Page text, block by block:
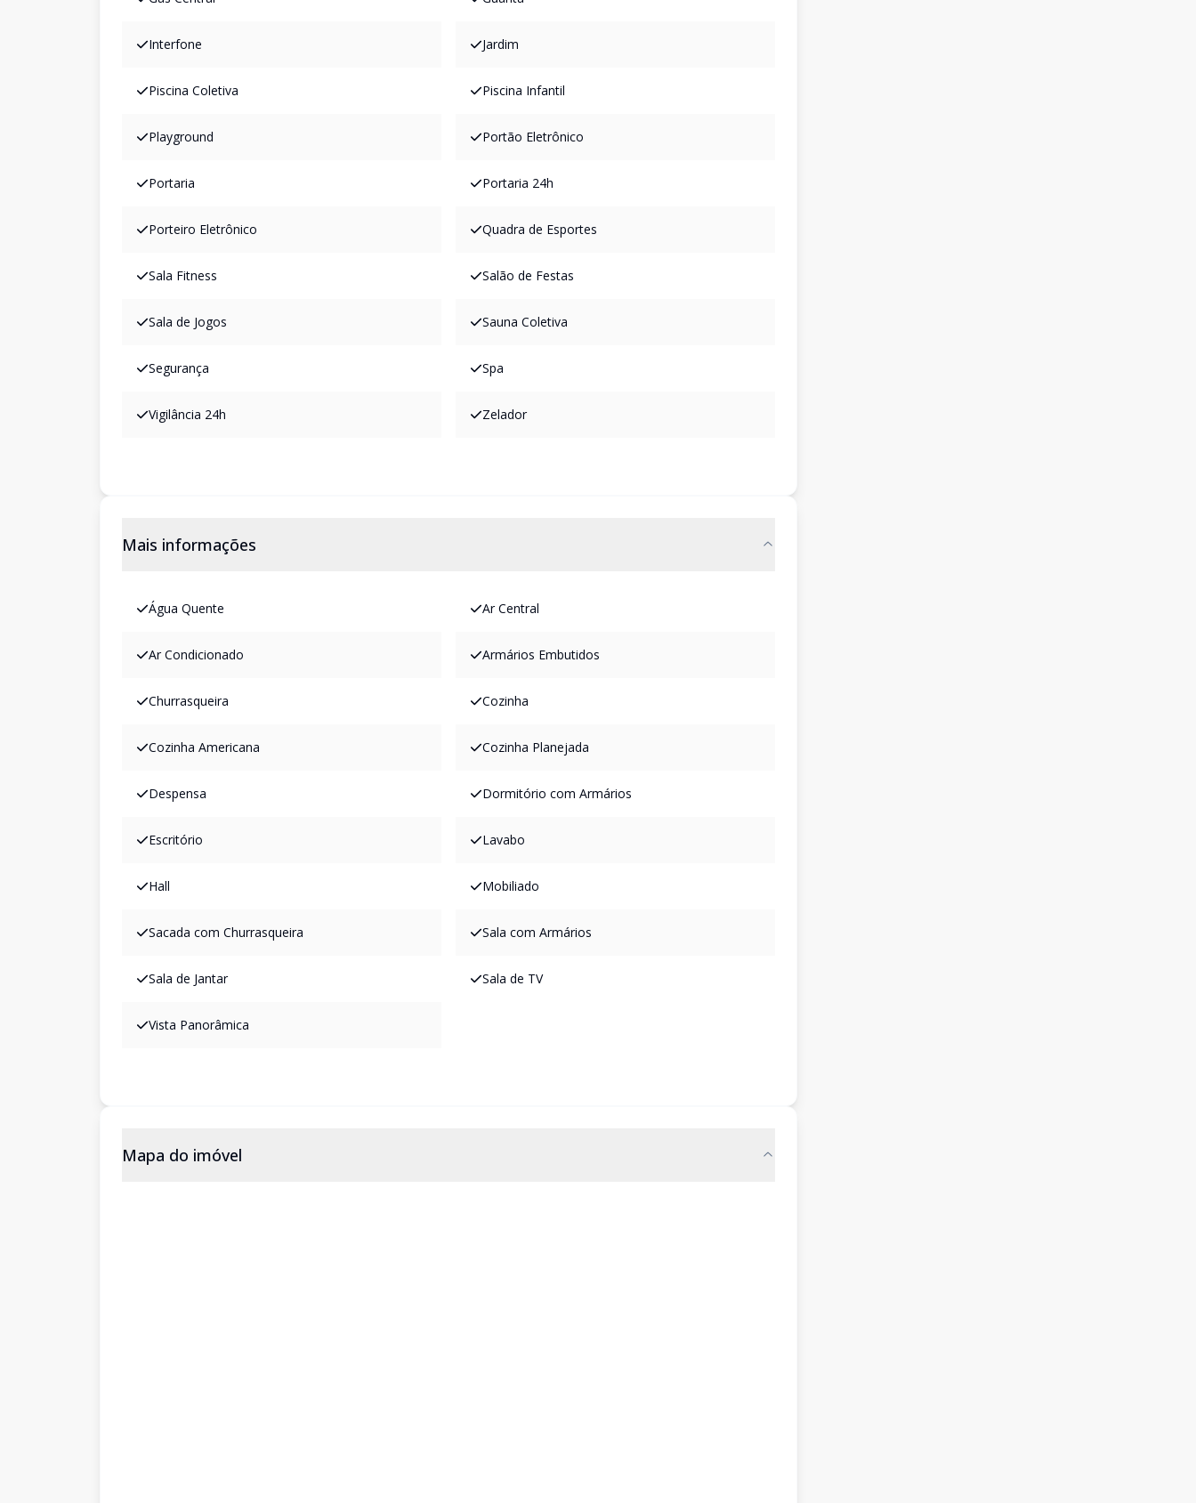
Interfone Jardim
Piscina Coletiva Piscina Infantil
Playground Portão Eletrônico
Portaria Portaria 24h
Porteiro Eletrônico Quadra de Esportes
Sala Fitness Salão de Festas
Sala de Jogos Sauna Coletiva
Segurança Spa
Vigilância 24h Zelador
Mais informações
Água Quente Ar Central
Ar Condicionado Armários Embutidos
Churrasqueira Cozinha
Cozinha Americana Cozinha Planejada
Despensa Dormitório com Armários
Escritório Lavabo
Hall Mobiliado
Sacada com Churrasqueira Sala com Armários
Sala de Jantar Sala de TV
Vista Panorâmica
Mapa do imóvel